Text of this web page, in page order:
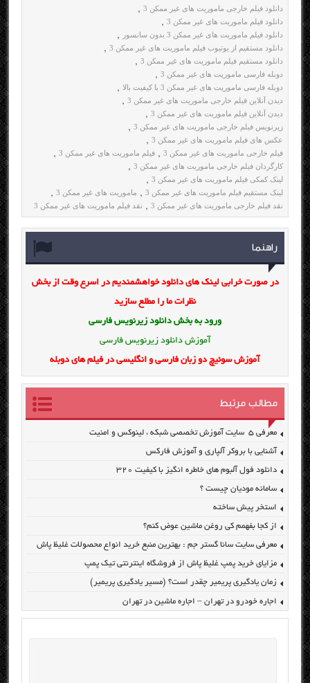
دانلود فیلم خارجی ماموریت های غیر ممکن 3 ,
دانلود فیلم ماموریت های غیر ممکن 3 ,
دانلود فیلم ماموریت های غیر ممکن 3 بدون سانسور ,
دانلود مستقیم از یوتیوب فیلم ماموریت های غیر ممکن 3 ,
دانلود مستقیم فیلم ماموریت های غیر ممکن 3 ,
دوبله فارسی ماموریت های غیر ممکن 3 ,
دوبله فارسی ماموریت های غیر ممکن 3 با کیفیت بالا ,
دیدن آنلاین فیلم خارجی ماموریت های غیر ممکن 3 ,
دیدن آنلاین فیلم ماموریت های غیر ممکن 3 ,
زیرنویس فیلم خارجی ماموریت های غیر ممکن 3 ,
عکس های فیلم ماموریت های غیر ممکن 3 ,
فیلم خارجی ماموریت های غیر ممکن 3 , فیلم ماموریت های غیر ممکن 3 ,
کارگردان فیلم خارجی ماموریت های غیر ممکن 3 ,
لینک کمکی فیلم ماموریت های غیر ممکن 3 ,
لینک مستقیم فیلم ماموریت های غیر ممکن 3 , ماموریت های غیر ممکن 3 ,
نقد فیلم خارجی ماموریت های غیر ممکن 3 , نقد فیلم ماموریت های غیر ممکن 3
راهنما
در صورت خرابی لینک های دانلود خواهشمندیم در اسرع وقت از بخش
نظرات ما را مطلع سازید
ورود به بخش دانلود زیرنویس فارسی
آموزش دانلود زیرنویس فارسی
آموزش سوئیچ دو زبان فارسی و انگلیسی در فیلم های دوبله
مطالب مرتبط
معرفی ۵ سایت آموزش تخصصی شبکه ، لینوکس و امنیت
آشنایی با بروکر آلپاری و آموزش فارکس
دانلود فول آلبوم های خاطره انگیز با کیفیت ۳۲۰
سامانه مودیان چیست ؟
استخر پیش ساخته
از کجا بفهمم کی روغن ماشین عوض کنم؟
معرفی سایت سانا گستر جم : بهترین منبع خرید انواع محصولات غلیظ پاش
مزایای خرید پمپ غلیظ پاش از فروشگاه اینترنتی تیک پمپ
زمان یادگیری پریمیر چقدر است؟ (مسیر یادگیری پریمیر)
اجاره خودرو در تهران – اجاره ماشین در تهران